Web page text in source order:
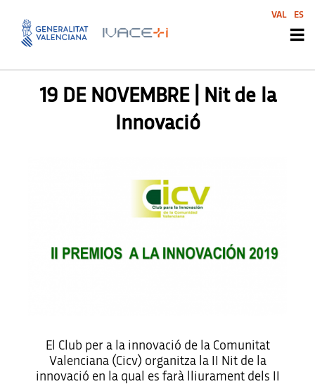
AGENDA,SIN CATEGORIZAR
19 DE NOVEMBRE | Nit de la
Innovació
El Club per a la innovació de la Comunitat
Valenciana (Cicv) organitza la II Nit de la
innovació en la qual es farà lliurament dels II
VAL ES